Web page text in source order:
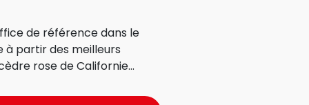
de référence dans le
à partir des meilleurs
rose de Californie...